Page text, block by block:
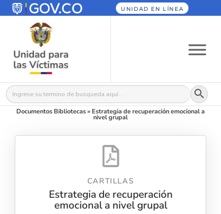
UNIDAD EN LÍNEA
Buscar: Botón
Documentos Bibliotecas» Estrategia de recuperación emocional a
nivel grupal
CARTILLAS
Estrategia de recuperación
emocional a nivel grupal